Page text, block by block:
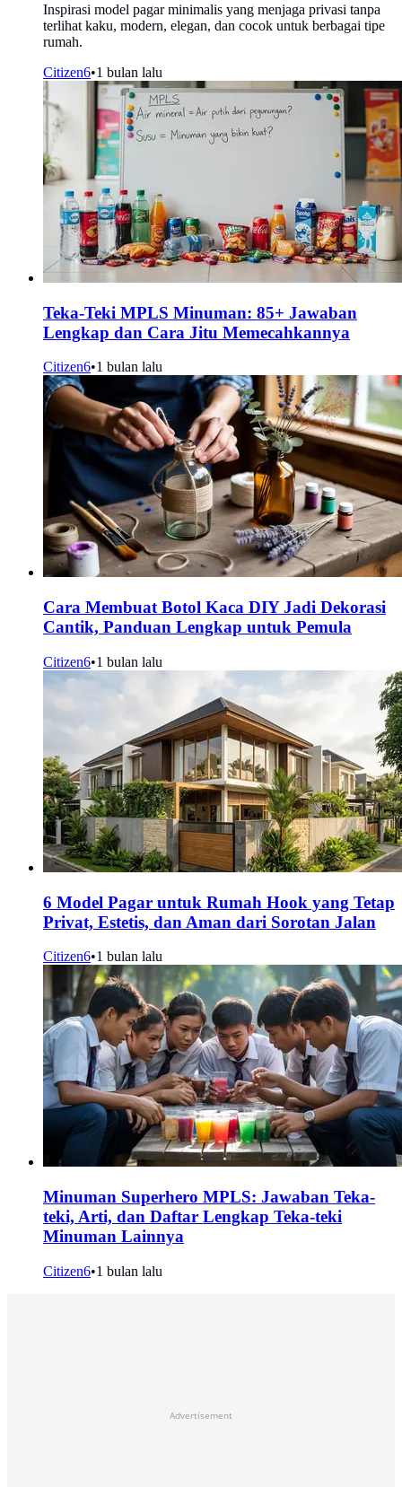
Inspirasi model pagar minimalis yang menjaga privasi tanpa
terlihat kaku, modern, elegan, dan cocok untuk berbagai tipe
rumah.
Citizen6•1 bulan lalu
Teka-Teki MPLS Minuman: 85+ Jawaban
Lengkap dan Cara Jitu Memecahkannya
Citizen6•1 bulan lalu
Cara Membuat Botol Kaca DIY Jadi Dekorasi
Cantik, Panduan Lengkap untuk Pemula
Citizen6•1 bulan lalu
6 Model Pagar untuk Rumah Hook yang Tetap
Privat, Estetis, dan Aman dari Sorotan Jalan
Citizen6•1 bulan lalu
Minuman Superhero MPLS: Jawaban Teka-
teki, Arti, dan Daftar Lengkap Teka-teki
Minuman Lainnya
Citizen6•1 bulan lalu
Advertisement